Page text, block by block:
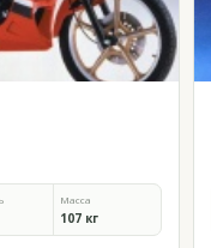
Масса
107 кг